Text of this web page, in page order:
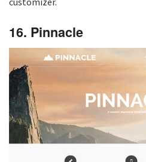
16. Pinnacle